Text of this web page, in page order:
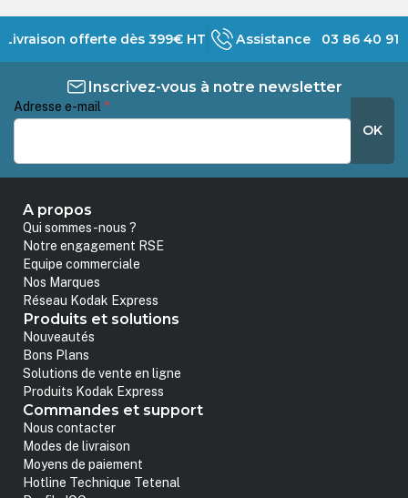
Livraison offerte dès 399€ HT Assistance 03 86 40 91
Inscrivez-vous à notre newsletter
Adresse e-mail *
OK
A propos
Qui sommes-nous ?
Notre engagement RSE
Equipe commerciale
Nos Marques
Réseau Kodak Express
Produits et solutions
Nouveautés
Bons Plans
Solutions de vente en ligne
Produits Kodak Express
Commandes et support
Nous contacter
Modes de livraison
Moyens de paiement
Hotline Technique Tetenal